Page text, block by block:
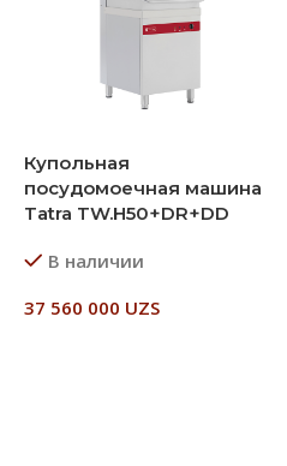
Купольная
посудомоечная машина
Tatra TW.H50+DR+DD
В наличии
37 560 000 UZS